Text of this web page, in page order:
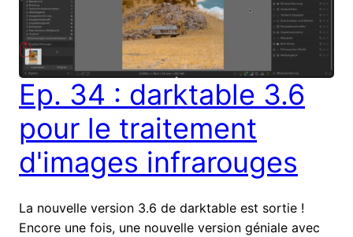
Ep. 34 : darktable 3.6
pour le traitement
d'images infrarouges
La nouvelle version 3.6 de darktable est sortie !
Encore une fois, une nouvelle version géniale avec